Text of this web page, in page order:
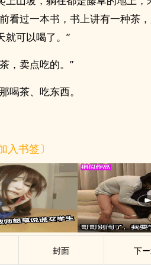
看过一本书，书上讲有一种茶
就可以喝了。”
，卖点吃的。”
喝茶、吃东西。
入书签〕
封面 下